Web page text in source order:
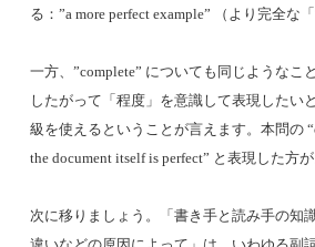
る：”a more perfect example” （より完全な
一方、”complete” についても同じようなこ
したがって「程度」を意識して表現したい
級を使えるということが言えます。本問の
the document itself is perfect” と表現した方
次に移りましょう。「書き手と読み手の知